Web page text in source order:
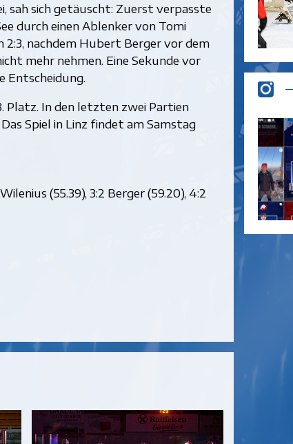
sah sich getäuscht: Zuerst verpasste
durch einen Ablenker von Tomi
2:3, nachdem Hubert Berger vor dem
mehr nehmen. Eine Sekunde vor
Entscheidung.
Platz. In den letzten zwei Partien
Spiel in Linz findet am Samstag
(55.39), 3:2 Berger (59.20), 4:2